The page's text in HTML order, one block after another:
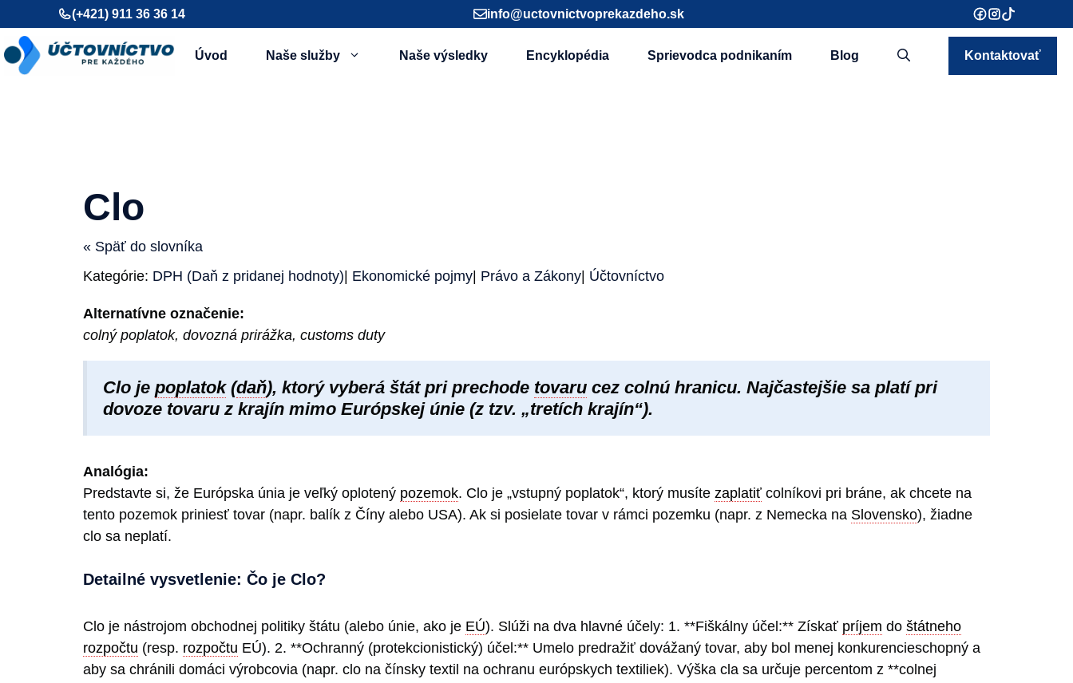
Preskočiť
na
obsah
(+421) 911 36 36 14 info@uctovnictvoprekazdeho.sk
Úvod Naše služby Naše výsledky Encyklopédia Sprievodca podnikaním Blog Kontaktovať
Clo
« Späť do slovníka
Kategórie: DPH (Daň z pridanej hodnoty) Ekonomické pojmy Právo a Zákony Účtovníctvo
Alternatívne označenie:
colný poplatok, dovozná prirážka, customs duty
Clo je poplatok(daň), ktorý vyberá štát pri prechode tovaru cez colnú hranicu. Najčastejšie sa platí pri
dovoze tovaru z krajín mimo Európskej únie (z tzv. „tretích krajín“).
Analógia:
Predstavte si, že Európska únia je veľký oplotený pozemok. Clo je „vstupný poplatok“, ktorý musíte zaplatiť colníkovi pri bráne, ak chcete na
tento pozemok priniesť tovar (napr. balík z Číny alebo USA). Ak si posielate tovar v rámci pozemku (napr. z Nemecka na Slovensko), žiadne
clo sa neplatí.
Detailné vysvetlenie: Čo je Clo?
Clo je nástrojom obchodnej politiky štátu (alebo únie, ako je EÚ). Slúži na dva hlavné účely: 1. **Fiškálny účel:** Získať príjem do štátneho
rozpočtu (resp. rozpočtu EÚ). 2. **Ochranný (protekcionistický) účel:** Umelo predražiť dovážaný tovar, aby bol menej konkurencieschopný a
aby sa chránili domáci výrobcovia (napr. clo na čínsky textil na ochranu európskych textiliek). Výška cla sa určuje percentom z **colnej